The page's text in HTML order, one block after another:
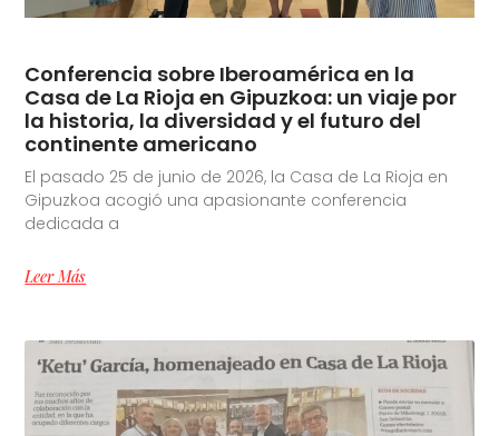
Conferencia sobre Iberoamérica en la
Casa de La Rioja en Gipuzkoa: un viaje por
la historia, la diversidad y el futuro del
continente americano
El pasado 25 de junio de 2026, la Casa de La Rioja en
Gipuzkoa acogió una apasionante conferencia
dedicada a
Leer Más